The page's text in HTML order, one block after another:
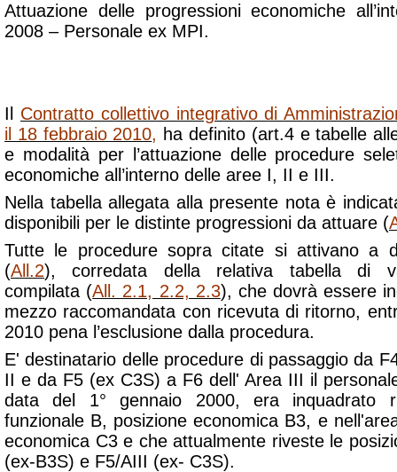
Attuazione delle progressioni economiche
2008 – Personale ex MPI.
Il Contratto collettivo integrativo di
il 18 febbraio 2010, ha definito (art.4 e tabelle
e modalità per l’attuazione delle procedure
economiche all’interno delle aree I, II e III.
Nella tabella allegata alla presente nota è
disponibili per le distinte progressioni da attuare (
Tutte le procedure sopra citate si attivano a
(All.2), corredata della relativa tabella di
compilata (All. 2.1, 2.2, 2.3), che dovrà essere
mezzo raccomandata con ricevuta di ritorno,
2010 pena l’esclusione dalla procedura.
E' destinatario delle procedure di passaggio da
II e da F5 (ex C3S) a F6 dell' Area III il
data del 1° gennaio 2000, era inquadrato
funzionale B, posizione economica B3, e
economica C3 e che attualmente riveste le
(ex-B3S) e F5/AIII (ex- C3S).